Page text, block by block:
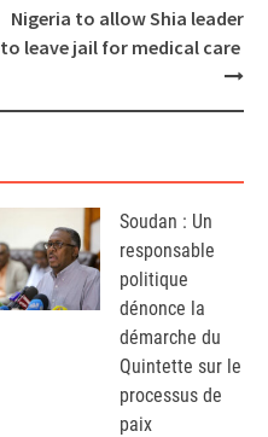
Nigeria to allow Shia leader
to leave jail for medical care
Soudan : Un
responsable
politique
dénonce la
démarche du
Quintette sur le
processus de
paix